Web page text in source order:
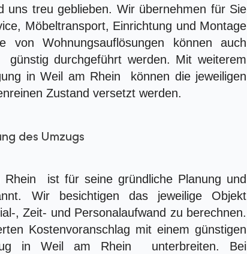
uns treu geblieben. Wir übernehmen für Sie
Möbeltransport, Einrichtung und Montage
Wohnungsauflösungen können auch
durchgeführt werden. Mit weiterem
in Weil am Rhein können die jeweiligen
Zustand versetzt werden.
des Umzugs
Rhein ist für seine gründliche Planung und
Wir besichtigen das jeweilige Objekt
, Zeit- und Personalaufwand zu berechnen.
Kostenvoranschlag mit einem günstigen
in Weil am Rhein unterbreiten. Bei